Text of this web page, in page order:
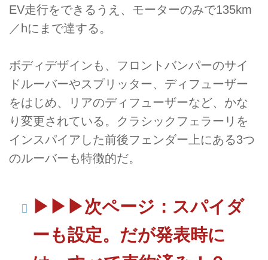
EV走行をできるうえ、モーターのみで135km
／hにまで達する。
ボディデザインも、フロントバンパーのサイ
ドルーバーやスプリッター、ディフューザー
をはじめ、リアのディフューザーなど、かな
り変更されている。クラシックフェラーリを
インスパイアした前後フェンダー上にある3つ
のルーバーも特徴的だ。
▶︎▶︎▶︎次ページ：スパイダ
ーも設定。だが発表時に